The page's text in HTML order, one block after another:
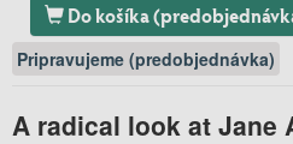
Do košíka
Pripravujeme (predobjednávka)
A radical look at Jane